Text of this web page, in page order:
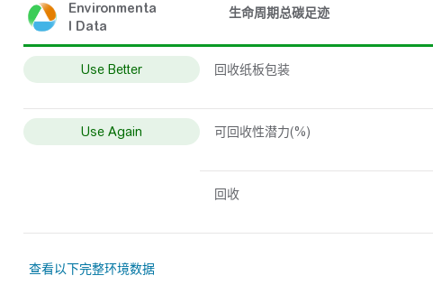
Environmenta
l Data
生命周期总碳足迹
Use Better 回收纸板包装
Use Again 可回收性潜力(%)
回收